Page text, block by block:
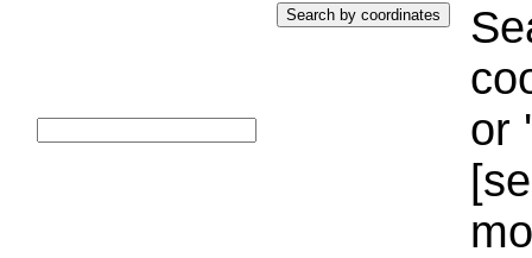
or